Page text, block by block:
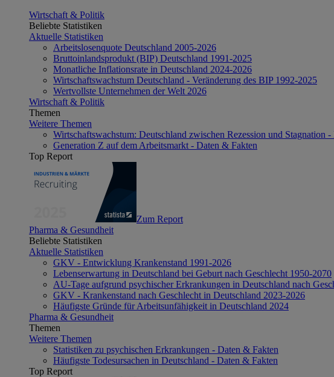
Wirtschaft & Politik
Beliebte Statistiken
Aktuelle Statistiken
Arbeitslosenquote Deutschland 2005-2026
Bruttoinlandsprodukt (BIP) Deutschland 1991-2025
Monatliche Inflationsrate in Deutschland 2024-2026
Wirtschaftswachstum Deutschland - Veränderung des BIP 1992-2025
Wertvollste Unternehmen der Welt 2026
Wirtschaft & Politik
Themen
Weitere Themen
Wirtschaftswachstum: Deutschland zwischen Rezession und Stagnation
Generation Z auf dem Arbeitsmarkt - Daten & Fakten
Top Report
Zum Report
Pharma & Gesundheit
Beliebte Statistiken
Aktuelle Statistiken
GKV - Entwicklung Krankenstand 1991-2026
Lebenserwartung in Deutschland bei Geburt nach Geschlecht 1950-2070
AU-Tage aufgrund psychischer Erkrankungen in Deutschland nach
GKV - Krankenstand nach Geschlecht in Deutschland 2023-2026
Häufigste Gründe für Arbeitsunfähigkeit in Deutschland 2024
Pharma & Gesundheit
Themen
Weitere Themen
Statistiken zu psychischen Erkrankungen - Daten & Fakten
Häufigste Todesursachen in Deutschland - Daten & Fakten
Top Report